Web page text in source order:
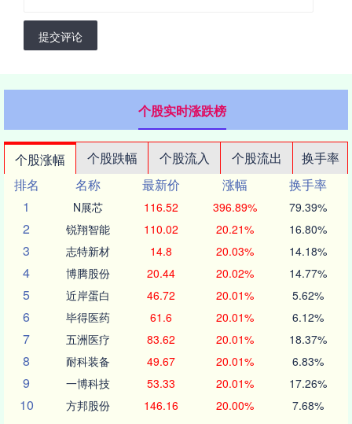
提交评论
个股实时涨跌榜
个股涨幅 个股跌幅 个股流入 个股流出
换手率
排名
名称 最新价 涨幅
换手率
1
N展芯 116.52 396.89% 79.39%
2 锐翔智能 110.02 20.21% 16.80%
3 志特新材 14.8 20.03% 14.18%
4 博腾股份 20.44 20.02% 14.77%
5 近岸蛋白 46.72 20.01% 5.62%
6 毕得医药 61.6 20.01% 6.12%
7 五洲医疗 83.62 20.01% 18.37%
8 耐科装备 49.67 20.01% 6.83%
9 一博科技 53.33 20.01% 17.26%
10 方邦股份 146.16 20.00% 7.68%